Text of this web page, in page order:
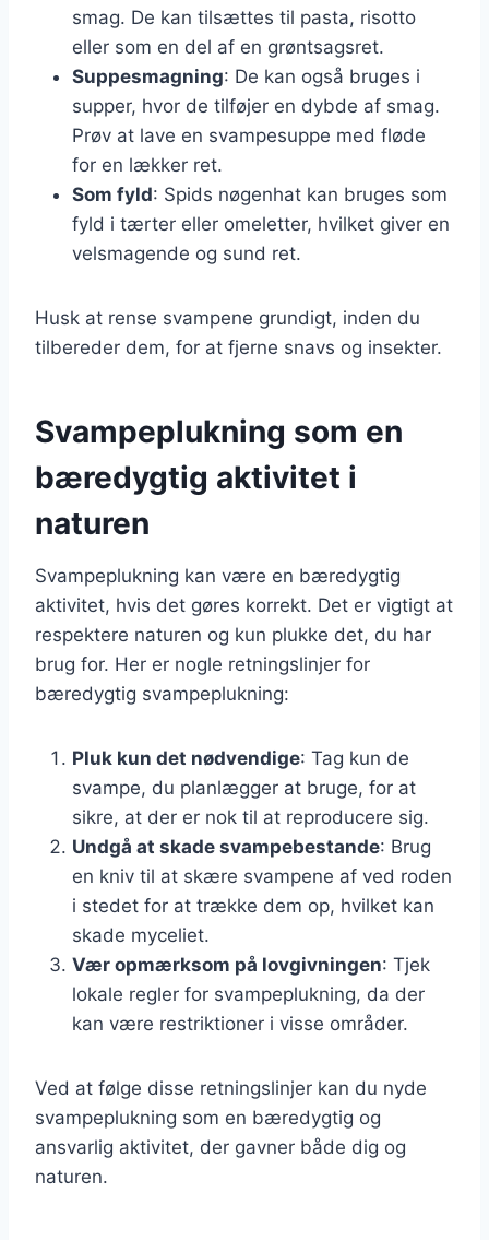
smag. De kan tilsættes til pasta, risotto
eller som en del af en grøntsagsret.
Suppesmagning: De kan også bruges i
supper, hvor de tilføjer en dybde af smag.
Prøv at lave en svampesuppe med fløde
for en lækker ret.
Som fyld: Spids nøgenhat kan bruges som
fyld i tærter eller omeletter, hvilket giver en
velsmagende og sund ret.
Husk at rense svampene grundigt, inden du
tilbereder dem, for at fjerne snavs og insekter.
Svampeplukning som en
bæredygtig aktivitet i
naturen
Svampeplukning kan være en bæredygtig
aktivitet, hvis det gøres korrekt. Det er vigtigt at
respektere naturen og kun plukke det, du har
brug for. Her er nogle retningslinjer for
bæredygtig svampeplukning:
Pluk kun det nødvendige: Tag kun de
svampe, du planlægger at bruge, for at
sikre, at der er nok til at reproducere sig.
Undgå at skade svampebestande: Brug
en kniv til at skære svampene af ved roden
i stedet for at trække dem op, hvilket kan
skade myceliet.
Vær opmærksom på lovgivningen: Tjek
lokale regler for svampeplukning, da der
kan være restriktioner i visse områder.
Ved at følge disse retningslinjer kan du nyde
svampeplukning som en bæredygtig og
ansvarlig aktivitet, der gavner både dig og
naturen.